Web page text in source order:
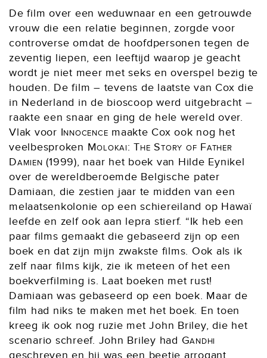
De film over een weduwnaar en een getrouwde
vrouw die een relatie beginnen, zorgde voor
controverse omdat de hoofdpersonen tegen de
zeventig liepen, een leeftijd waarop je geacht
wordt je niet meer met seks en overspel bezig te
houden. De film – tevens de laatste van Cox die
in Nederland in de bioscoop werd uitgebracht –
raakte een snaar en ging de hele wereld over.
Vlak voor Innocence maakte Cox ook nog het
veelbesproken Molokai: The Story of Father
Damien(1999), naar het boek van Hilde Eynikel
over de wereldberoemde Belgische pater
Damiaan, die zestien jaar te midden van een
melaatsenkolonie op een schiereiland op Hawaï
leefde en zelf ook aan lepra stierf. “Ik heb een
paar films gemaakt die gebaseerd zijn op een
boek en dat zijn mijn zwakste films. Ook als ik
zelf naar films kijk, zie ik meteen of het een
boekverfilming is. Laat boeken met rust!
Damiaan was gebaseerd op een boek. Maar de
film had niks te maken met het boek. En toen
kreeg ik ook nog ruzie met John Briley, die het
scenario schreef. John Briley had Gandhi
geschreven en hij was een beetje arrogant